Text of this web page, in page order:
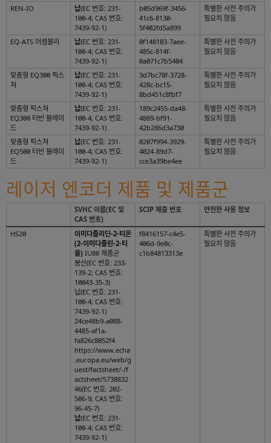
REN-IO 납(EC 번호: 231-
100-4; CAS 번호:
7439-92-1)
b05d969f-3456-
41c6-8130-
5f402fd5a899
특별한 사전 주의가
필요치 않음
EQ-ATS 어셈블리 납(EC 번호: 231-
100-4; CAS 번호:
7439-92-1)
0f148103-7aee-
485c-814f-
0a071c7b5404
특별한 사전 주의가
필요치 않음
맞춤형 EQ300 픽스
쳐
납(EC 번호: 231-
100-4; CAS 번호:
7439-92-1)
3d7bc78f-3728-
428c-bc15-
8bd451c8fbf7
특별한 사전 주의가
필요치 않음
맞춤형 픽스쳐
EQ300 터빈 블레이
드
납(EC 번호: 231-
100-4; CAS 번호:
7439-92-1)
189c2455-da48-
4889-bf91-
42b286d3a730
특별한 사전 주의가
필요치 않음
맞춤형 픽스쳐
EQ500 터빈 블레이
드
납(EC 번호: 231-
100-4; CAS 번호:
7439-92-1)
0207f994-3929-
4024-89d7-
cce3a39be4ee
특별한 사전 주의가
필요치 않음
레이저 엔코더 제품 및 제품군
SVHC 이름(EC 및
CAS 번호)
SCIP 제출 번호 안전한 사용 정보
HS20
이미다졸리딘-2-티온
(2-이미다졸린-2-티
올) IU80 제품군
붕산(EC 번호: 233-
139-2; CAS 번호:
10043-35-3)
납(EC 번호: 231-
100-4; CAS 번호:
7439-92-1)
24ce48b9-a088-
4485-af1a-
fa826c8052f4
https://www.echa
.europa.eu/web/g
uest/factsheet/-/f
actsheet/5738832
46(EC 번호: 202-
506-9; CAS 번호:
96-45-7)
납(EC 번호: 231-
100-4; CAS 번호:
7439-92-1)
f8416157-c4e5-
406d-9e0c-
c1b84813313e
특별한 사전 주의가
필요치 않음